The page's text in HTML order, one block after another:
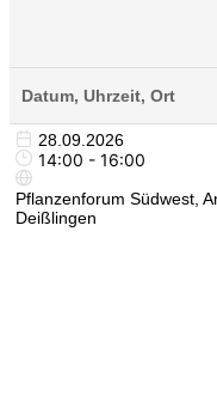
Datum, Uhrzeit, Ort
28.09.2026
14:00 - 16:00
Pflanzenforum Südwest,
Deißlingen